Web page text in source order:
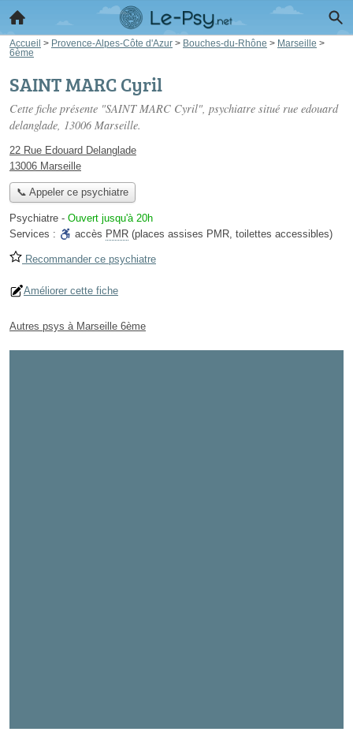
Accueil > Provence-Alpes-Côte d'Azur > Bouches-du-Rhône > Marseille >
6ème
SAINT MARC Cyril
Cette fiche présente "SAINT MARC Cyril", psychiatre situé rue edouard
delanglade, 13006 Marseille.
22 Rue Edouard Delanglade
13006 Marseille
📞 Appeler ce psychiatre
Psychiatre - Ouvert jusqu'à 20h
Services :
accès PMR (places assises PMR, toilettes accessibles)
Recommander ce psychiatre
Améliorer cette fiche
Autres psys à Marseille 6ème